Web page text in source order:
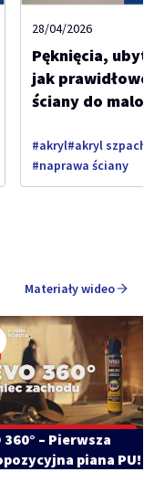
28/04/2026
Pęknięcia,
jak
ściany do
#akryl#akryl
#naprawa ściany
Materiały wideo
360° – Pierwsza
piana PU!